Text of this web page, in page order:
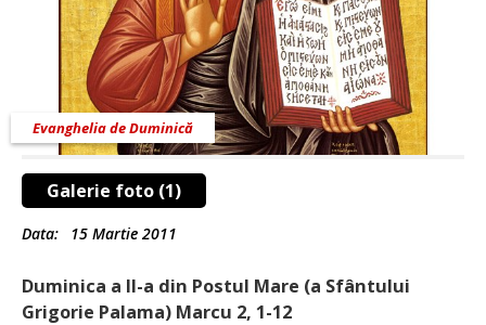
Galerie foto (1)
Evanghelia de Duminică
Data: 15 Martie 2011
Duminica a II-a din Postul Mare (a Sfântului
Grigorie Palama) Marcu 2, 1-12